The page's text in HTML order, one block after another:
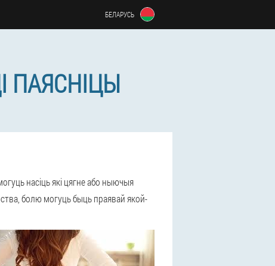
БЕЛАРУСЬ
ПАЯСНІЦЫ
насіцьякі цягне або ныючыя
болю могуць быць праявай якой-